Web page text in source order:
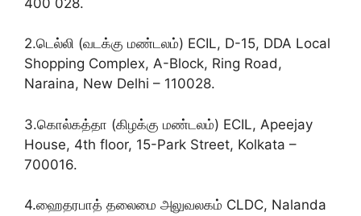
2.டெல்லி (வடக்கு மண்டலம்) ECIL, D-15, DDA Local
Shopping Complex, A-Block, Ring Road,
Naraina, New Delhi – 110028.
3.கொல்கத்தா (கிழக்கு மண்டலம்) ECIL, Apeejay
House, 4th floor, 15-Park Street, Kolkata –
700016.
4.ஹைதரபாத் தலைமை அலுவலகம் CLDC, Nalanda